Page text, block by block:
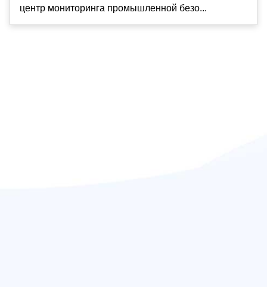
центр мониторинга промышленной безо...